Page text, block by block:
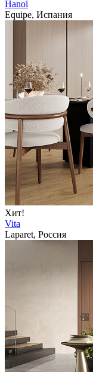
Hanoi
Equipe, Испания
Хит!
Vita
Laparet, Россия